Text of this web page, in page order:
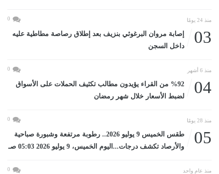
منذ 24 يومًا 0
03
إصابة مروان البرغوثي بنزيف بعد إطلاق رصاصة مطاطية عليه
داخل السجن
منذ 6 أشهر 0
04
%92 من القراء يؤيدون مطالب تكثيف الحملات على الأسواق
لضبط الأسعار خلال شهر رمضان
منذ 28 يومًا 0
05
طقس الخميس 9 يوليو 2026.. رطوبة مرتفعة وشبورة صباحية
والأرصاد تكشف درجات...اليوم الخميس، 9 يوليو 2026 05:03 صـ
منذ عام واحد 0